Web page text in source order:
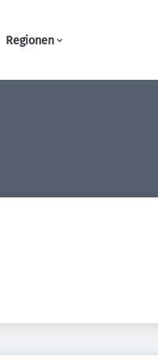
Regionen